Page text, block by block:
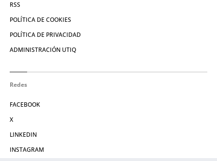
RSS
POLÍTICA DE COOKIES
POLÍTICA DE PRIVACIDAD
ADMINISTRACIÓN UTIQ
Redes
FACEBOOK
X
LINKEDIN
INSTAGRAM